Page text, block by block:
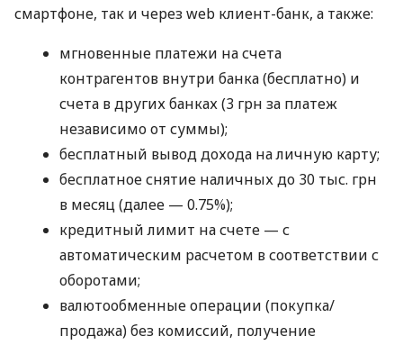
смартфоне, так и через web клиент-банк, а также:
мгновенные платежи на счета
контрагентов внутри банка (бесплатно) и
счета в других банках (3 грн за платеж
независимо от суммы);
бесплатный вывод дохода на личную карту;
бесплатное снятие наличных до 30 тыс. грн
в месяц (далее — 0.75%);
кредитный лимит на счете — с
автоматическим расчетом в соответствии с
оборотами;
валютообменные операции (покупка/
продажа) без комиссий, получение